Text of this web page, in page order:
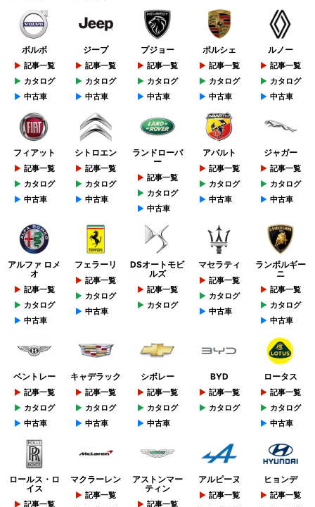
ボルボ
記事一覧
カタログ
中古車
ジープ
記事一覧
カタログ
中古車
プジョー
記事一覧
カタログ
中古車
ポルシェ
記事一覧
カタログ
中古車
ルノー
記事一覧
カタログ
中古車
フィアット
記事一覧
カタログ
中古車
シトロエン
記事一覧
カタログ
中古車
ランドローバ
ー
記事一覧
カタログ
中古車
アバルト
記事一覧
カタログ
中古車
ジャガー
記事一覧
カタログ
中古車
アルファ ロメ
オ
記事一覧
カタログ
中古車
フェラーリ
記事一覧
カタログ
中古車
DSオートモビ
ルズ
記事一覧
カタログ
マセラティ
記事一覧
カタログ
中古車
ランボルギー
ニ
記事一覧
カタログ
中古車
ベントレー
記事一覧
カタログ
中古車
キャデラック
記事一覧
カタログ
中古車
シボレー
記事一覧
カタログ
中古車
BYD
記事一覧
カタログ
ロータス
記事一覧
カタログ
中古車
ロールス・ロ
イス
記事一覧
マクラーレン
記事一覧
アストンマー
ティン
記事一覧
アルピーヌ
記事一覧
ヒョンデ
記事一覧